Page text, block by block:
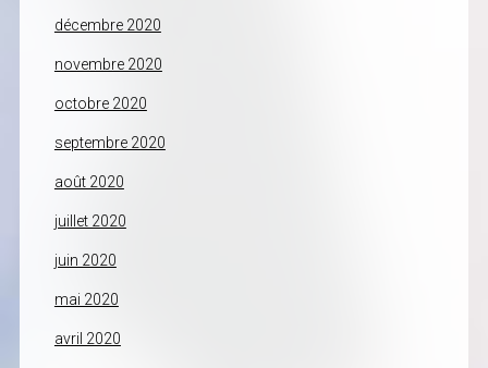
décembre 2020
novembre 2020
octobre 2020
septembre 2020
août 2020
juillet 2020
juin 2020
mai 2020
avril 2020